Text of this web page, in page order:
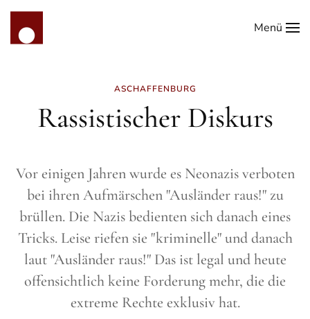
Zum Hauptinhalt springen
Menü
ASCHAFFENBURG
Rassistischer Diskurs
Vor einigen Jahren wurde es Neonazis verboten
bei ihren Aufmärschen "Ausländer raus!" zu
brüllen. Die Nazis bedienten sich danach eines
Tricks. Leise riefen sie "kriminelle" und danach
laut "Ausländer raus!" Das ist legal und heute
offensichtlich keine Forderung mehr, die die
extreme Rechte exklusiv hat.